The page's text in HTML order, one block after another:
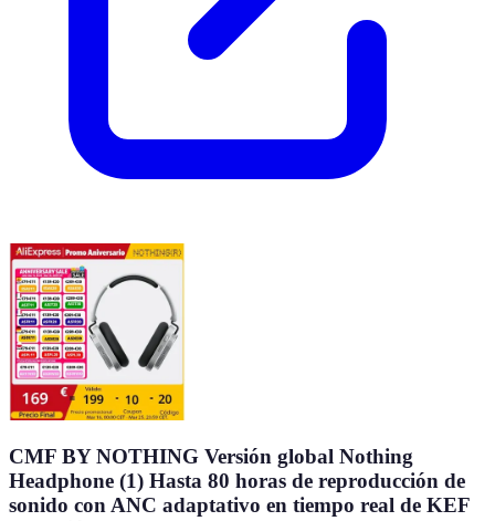
CMF BY NOTHING Versión global Nothing
Headphone (1) Hasta 80 horas de reproducción de
sonido con ANC adaptativo en tiempo real de KEF